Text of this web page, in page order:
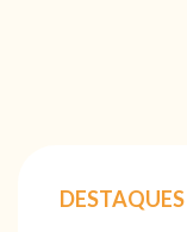
DESTAQUES